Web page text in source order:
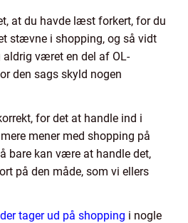
at du havde læst forkert, for du
stævne i shopping, og så vidt
været en del af OL-
den sags skyld nogen
for det at handle ind i
mener med shopping på
bare kan være at handle det,
på den måde, som vi ellers
der tager ud på shopping i nogle